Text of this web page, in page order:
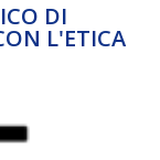
DI
L'ETICA